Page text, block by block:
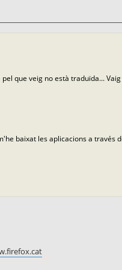
que veig no està traduïda...
baixat les aplicacions a través